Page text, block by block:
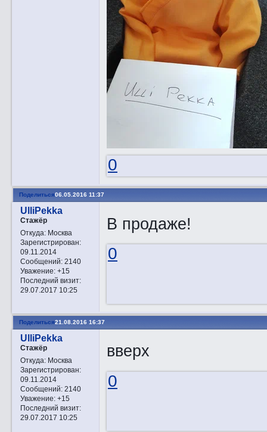
0
Поделиться06.05.2016 11:37
UlliPekka
Стажёр
Откуда:Москва
Зарегистрирован:
09.11.2014
Сообщений:2140
Уважение: +15
Последний визит:
29.07.2017 10:25
В продаже!
0
Поделиться21.08.2016 16:37
UlliPekka
Стажёр
Откуда:Москва
Зарегистрирован:
09.11.2014
Сообщений:2140
Уважение: +15
Последний визит:
29.07.2017 10:25
вверх
0